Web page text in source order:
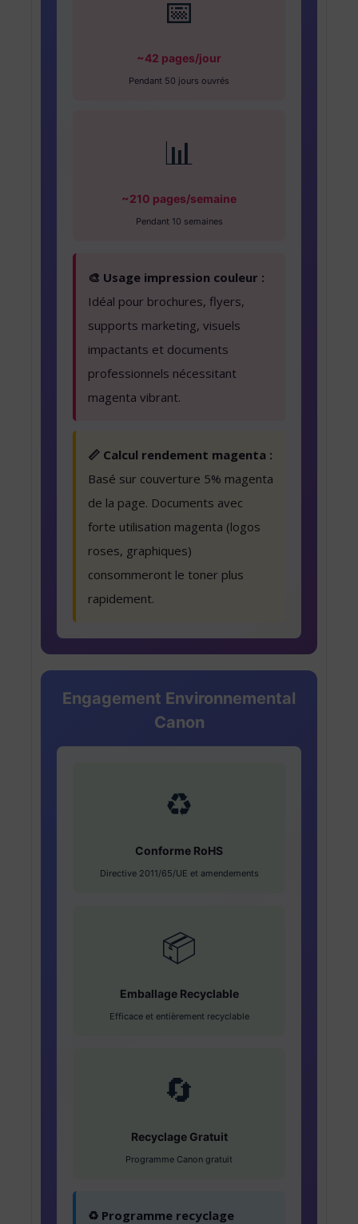
📅
~42 pages/jour
Pendant 50 jours ouvrés
📊
~210 pages/semaine
Pendant 10 semaines
🎨 Usage impression couleur :
Idéal pour brochures, flyers,
supports marketing, visuels
impactants et documents
professionnels nécessitant
magenta vibrant.
📏 Calcul rendement magenta :
Basé sur couverture 5% magenta
de la page. Documents avec
forte utilisation magenta (logos
roses, graphiques)
consommeront le toner plus
rapidement.
Engagement Environnemental
Canon
♻️
Conforme RoHS
Directive 2011/65/UE et amendements
📦
Emballage Recyclable
Efficace et entièrement recyclable
🔄
Recyclage Gratuit
Programme Canon gratuit
♻️ Programme recyclage